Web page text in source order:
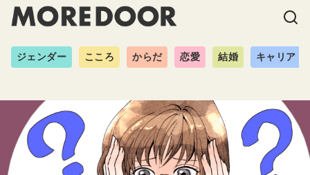
ジェンダー こころ からだ 恋愛 結婚 キャリア